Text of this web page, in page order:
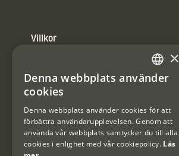
Villkor
Användarvillkor
#Interjaktfamily
SWEDISH
×
Denna webbplats använder
cookies
Denna webbplats använder cookies för att
förbättra användarupplevelsen. Genom att
använda vår webbplats samtycker du till alla
cookies i enlighet med vår cookiepolicy. Läs